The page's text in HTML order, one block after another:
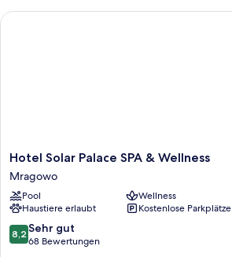
Hotel
Solar
Palace
SPA
&
Wellness
Mragowo
Hotel Solar Palace SPA & Wellness
Mragowo
Pool
Wellness
Haustiere erlaubt
Kostenlose Parkplätze
8.2
von
8,2 Sehr gut
68 Bewertungen
Hotel Solar Palace SPA & Wellness